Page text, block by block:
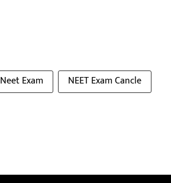
Neet Exam
NEET Exam Cancle